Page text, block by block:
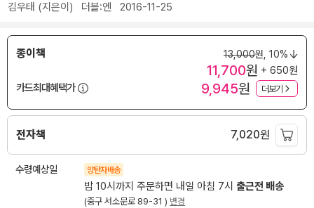
김우태 (지은이) 더블:엔 2016-11-25
종이책 13,000원, 10%
11,700원 + 650원
카드최대혜택가
9,945원 더보기
전자책 7,020원
수령예상일 양탄자배송
밤 10시까지 주문하면 내일 아침 7시 출근전 배송
(중구 서소문로 89-31 ) 변경